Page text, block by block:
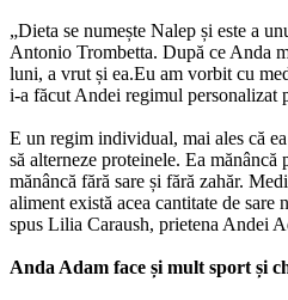
„Dieta se numește Nalep și este a
Antonio Trombetta. După ce Anda
luni, a vrut și ea.Eu am vorbit cu
i-a făcut Andei regimul personalizat
E un regim individual, mai ales că
să alterneze proteinele. Ea
mănâncă fără sare și fără zahăr.
aliment există acea cantitate de sare
spus Lilia Caraush, prietena Andei
Anda Adam face și mult sport și